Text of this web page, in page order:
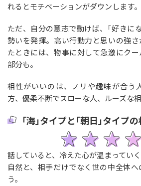
れるとモチベーションがダウンします。
ただ、自分の意志で動けば、｢好きに
勢いを発揮。高い行動力と思いの強
たときには、物事に対して急激にク
部分も。
相性がいいのは、ノリや趣味が合う
方、優柔不断でスローな人、ルーズな
｢海｣タイプと｢朝日｣タイプ
話していると、冷えた心が温まってい
自然と、相手だけでなく世の中全体
う。